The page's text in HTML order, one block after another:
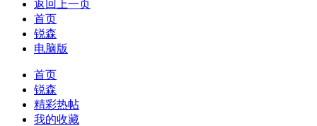
返回上一页
首页
锐森
电脑版
首页
锐森
精彩热帖
我的收藏